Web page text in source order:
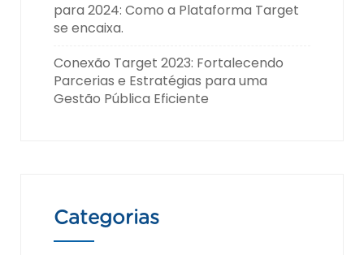
para 2024: Como a Plataforma Target
se encaixa.
Conexão Target 2023: Fortalecendo
Parcerias e Estratégias para uma
Gestão Pública Eficiente
Categorias